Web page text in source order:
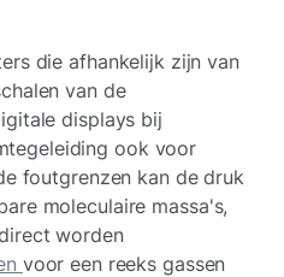
die afhankelijk zijn van
van de
displays bij
ook voor
foutgrenzen kan de druk
moleculaire massa's,
worden
voor een reeks gassen